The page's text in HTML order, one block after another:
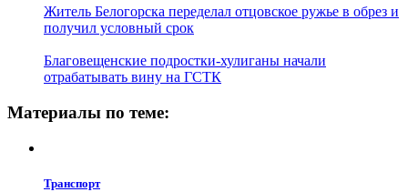
Житель Белогорска переделал отцовское ружье в обрез и
получил условный срок
Благовещенские подростки-хулиганы начали
отрабатывать вину на ГСТК
Материалы по теме:
Транспорт